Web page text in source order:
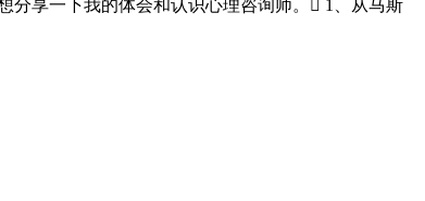
享一下我的体会和认识心理咨询师。 1、从马斯